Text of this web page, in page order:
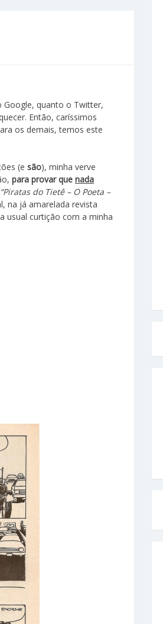
Google, quanto o Twitter,
Então, caríssimos
os demais, temos este
(e são), minha verve
para provar que nada
“Piratas do Tietê – O Poeta –
na já amarelada revista
usual curtição com a minha